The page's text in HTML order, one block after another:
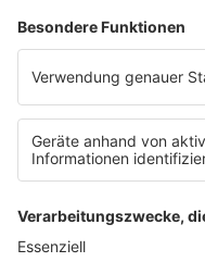
Ganzen unwirksam.
Wir sind
verpflichtet, an
© Nachdruck und/oder